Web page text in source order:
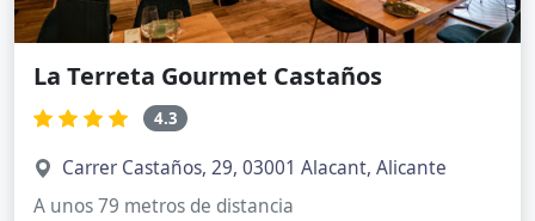
La Terreta Gourmet Castaños
4.3
Carrer Castaños, 29, 03001 Alacant, Alicante
A unos 79 metros de distancia